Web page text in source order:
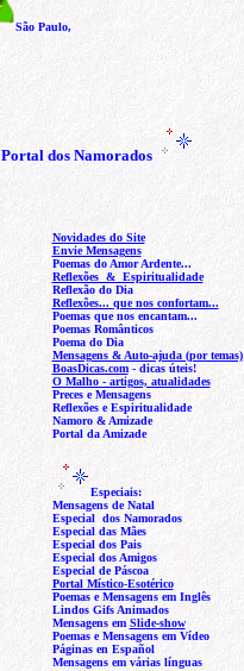
São Paulo,
Portal dos Namorados
Novidades do Site
Envie Mensagens
Poemas do Amor Ardente...
Reflexões & Espiritualidade
Reflexão do Dia
Reflexões... que nos confortam...
Poemas que nos encantam...
Poemas Românticos
Poema do Dia
Mensagens & Auto-ajuda (por temas)
BoasDicas.com- dicas úteis!
O Malho - artigos, atualidades
Preces e Mensagens
Reflexões e Espiritualidade
Namoro & Amizade
Portal da Amizade
Especiais:
Mensagens de Natal
Especial dos Namorados
Especial das Mães
Especial dos Pais
Especial dos Amigos
Especial de Páscoa
Portal Místico-Esotérico
Poemas e Mensagens em Inglês
Lindos GifsAnimados
Mensagens em Slide-show
Poemas e Mensagens em Vídeo
Páginas enEspañol
Mensagens em várias línguas